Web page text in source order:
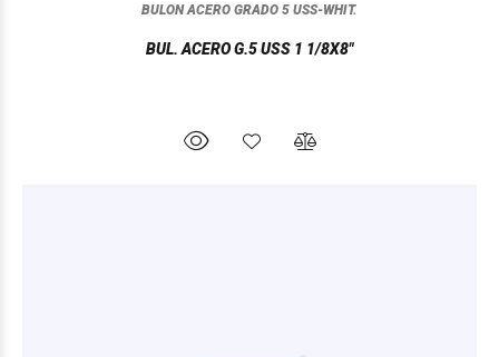
BULON ACERO GRADO 5 USS-WHIT.
BUL. ACERO G.5 USS 1 1/8X8"